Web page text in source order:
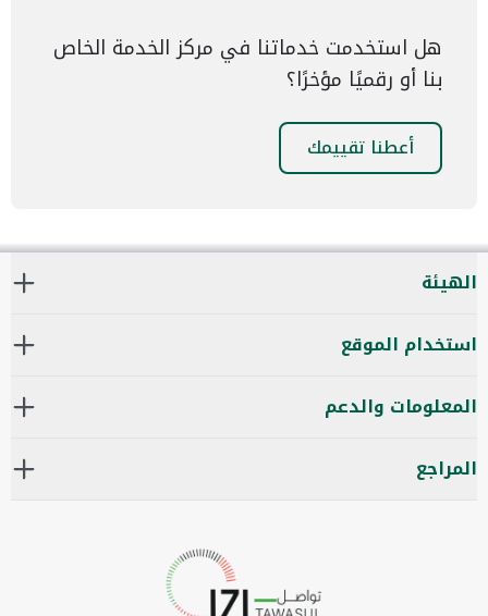
هل استخدمت خدماتنا في مركز الخدمة الخاص
بنا أو رقميًا مؤخرًا؟
أعطنا تقييمك
الهيئة
استخدام الموقع
المعلومات والدعم
المراجع